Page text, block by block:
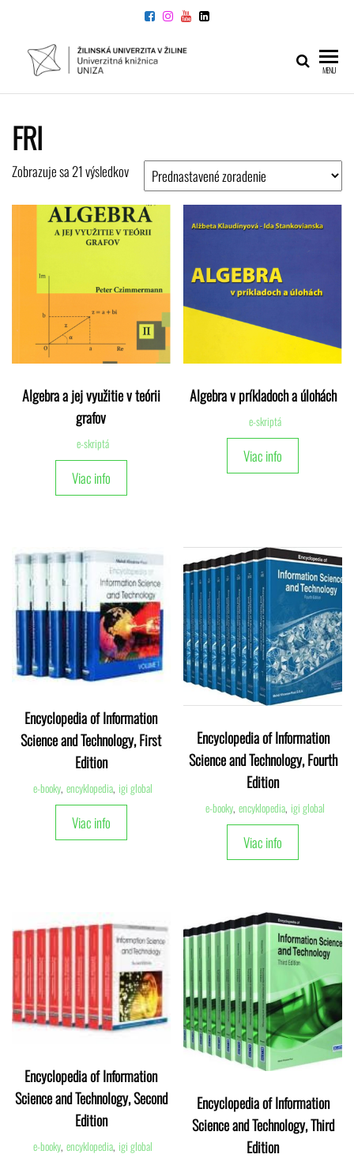
UNIVERZITNÁ
KNIŽNICA
MENU
FRI
Zobrazuje sa 21 výsledkov
Algebra a jej využitie v teórii
grafov
e-skriptá
Viac info
Algebra v príkladoch a úlohách
e-skriptá
Viac info
Encyclopedia of Information
Science and Technology, First
Edition
e-booky, encyklopedia, igi global
Viac info
Encyclopedia of Information
Science and Technology, Fourth
Edition
e-booky, encyklopedia, igi global
Viac info
Encyclopedia of Information
Science and Technology, Second
Edition
e-booky, encyklopedia, igi global
Encyclopedia of Information
Science and Technology, Third
Edition